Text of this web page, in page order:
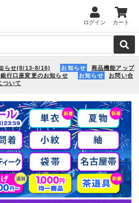
ログイン カート
らせ(8/13-8/16) お知らせ
商品機能アップ
銀行口座変更のお知らせ お知らせ
お問い合
ついて